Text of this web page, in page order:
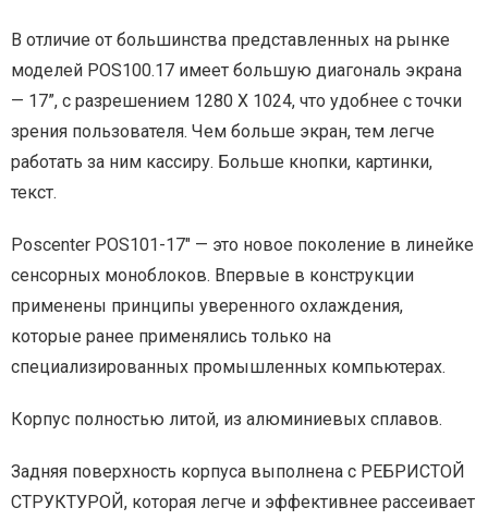
В отличие от большинства представленных на рынке
моделей POS100.17 имеет большую диагональ экрана
— 17”, с разрешением 1280 X 1024, что удобнее с точки
зрения пользователя. Чем больше экран, тем легче
работать за ним кассиру. Больше кнопки, картинки,
текст.
Poscenter POS101-17″ — это новое поколение в линейке
сенсорных моноблоков. Впервые в конструкции
применены принципы уверенного охлаждения,
которые ранее применялись только на
специализированных промышленных компьютерах.
Корпус полностью литой, из алюминиевых сплавов.
Задняя поверхность корпуса выполнена с РЕБРИСТОЙ
СТРУКТУРОЙ, которая легче и эффективнее рассеивает